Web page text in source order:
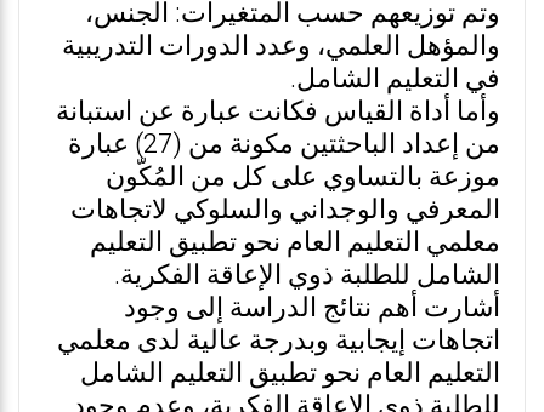
وتم توزيعهم حسب المتغيرات: الجنس،
والمؤهل العلمي، وعدد الدورات التدريبية
في التعليم الشامل.
وأما أداة القياس فكانت عبارة عن استبانة
من إعداد الباحثتين مكونة من (27) عبارة
موزعة بالتساوي على كل من المُكّون
المعرفي والوجداني والسلوكي لاتجاهات
معلمي التعليم العام نحو تطبيق التعليم
الشامل للطلبة ذوي الإعاقة الفكرية.
أشارت أهم نتائج الدراسة إلى وجود
اتجاهات إيجابية وبدرجة عالية لدى معلمي
التعليم العام نحو تطبيق التعليم الشامل